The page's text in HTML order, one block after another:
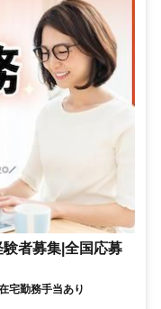
者募集|全国応募
宅勤務手当あり